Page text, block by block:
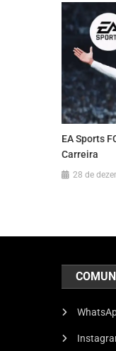
EA Sports
Carreira
28 de